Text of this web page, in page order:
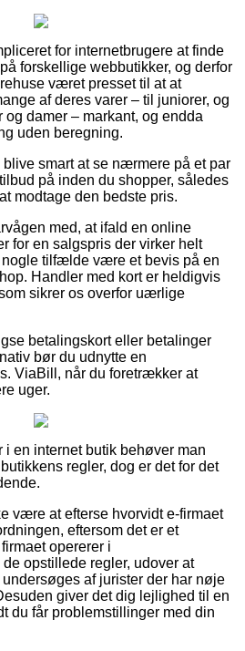
for internetbrugere at finde
forskellige webbutikker, og derfor
været presset til at at
af deres varer – til juniorer, og
damer – markant, og endda
uden beregning.
smart at se nærmere på et par
på inden du shopper, således
modtage den bedste pris.
med, at ifald en online
for en salgspris der virker helt
nogle tilfælde være et bevis på en
Handler med kort er heldigvis
sikrer os overfor uærlige
betalingskort eller betalinger
bør du udnytte en
ViaBill, når du foretrækker at
uger.
i en internet butik behøver man
regler, dog er det for det
være at efterse hvorvidt e-firmaet
eftersom det er et
opererer i
opstillede regler, udover at
af jurister der har nøje
giver det dig lejlighed til en
du får problemstillinger med din